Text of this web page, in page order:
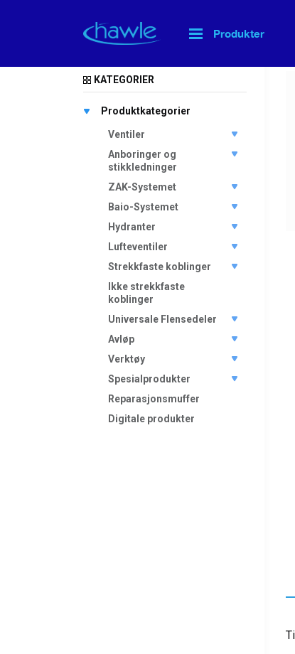
Produkter
KATEGORIER
Produktkategorier
Ventiler
Anboringer og
stikkledninger
ZAK-Systemet
Baio-Systemet
Hydranter
Lufteventiler
Strekkfaste koblinger
Ikke strekkfaste
koblinger
Universale Flensedeler
Avløp
Verktøy
Spesialprodukter
Reparasjonsmuffer
Digitale produkter